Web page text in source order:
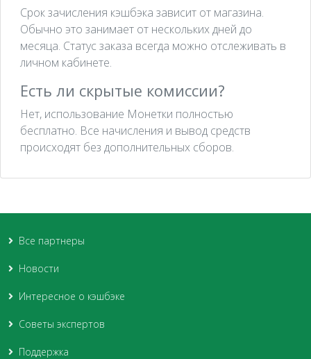
Срок зачисления кэшбэка зависит от магазина.
Обычно это занимает от нескольких дней до
месяца. Статус заказа всегда можно отслеживать в
личном кабинете.
Есть ли скрытые комиссии?
Нет, использование Монетки полностью
бесплатно. Все начисления и вывод средств
происходят без дополнительных сборов.
Все партнеры
Новости
Интересное о кэшбэке
Советы экспертов
Поддержка